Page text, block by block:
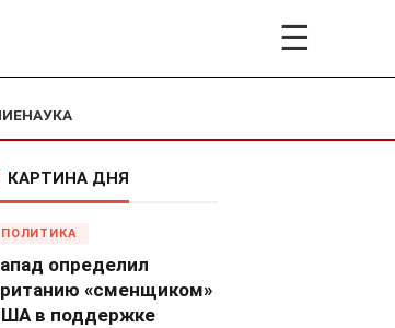
☰
НАУКА
КАРТИНА ДНЯ
ПОЛИТИКА
определил
«сменщиком»
в поддержке